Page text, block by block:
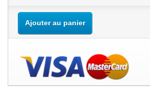
Ajouter au panier